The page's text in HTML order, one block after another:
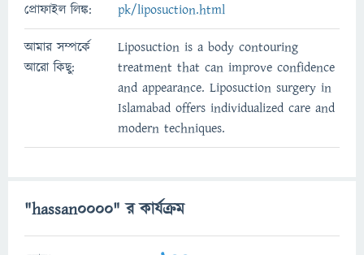
প্রোফাইল লিঙ্ক:
pk/liposuction.html
আমার সম্পর্কে
আরো কিছু:
Liposuction is a body contouring
treatment that can improve confidence
and appearance. Liposuction surgery in
Islamabad offers individualized care and
modern techniques.
"hassan0000" র কার্যক্রম